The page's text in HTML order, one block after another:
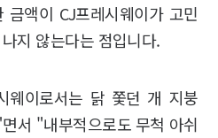
액이 CJ프레시웨이가 고민
지 않는다는 점입니다.
웨이로서는 닭 쫓던 개 지붕
서 "내부적으로도 무척 아쉬